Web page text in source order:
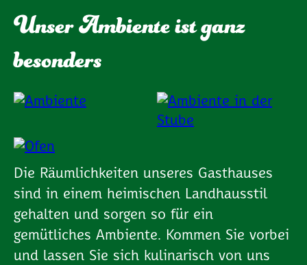
Unser Ambiente ist ganz
besonders
Die Räumlichkeiten unseres Gasthauses
sind in einem heimischen Landhausstil
gehalten und sorgen so für ein
gemütliches Ambiente. Kommen Sie vorbei
und lassen Sie sich kulinarisch von uns